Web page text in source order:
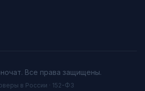
Все права защищены.
в России · 152-ФЗ